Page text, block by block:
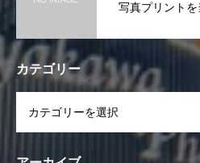
写真プリント
カテゴリー